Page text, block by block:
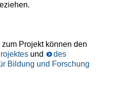
Projekt können den
und
des
Bildung und Forschung